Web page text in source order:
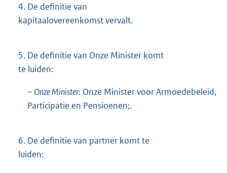
4. De definitie van
kapitaalovereenkomst vervalt.
5. De definitie van Onze Minister komt
te luiden:
– Onze Minister: Onze Minister voor Armoedebeleid,
Participatie en Pensioenen;.
6. De definitie van partner komt te
luiden: